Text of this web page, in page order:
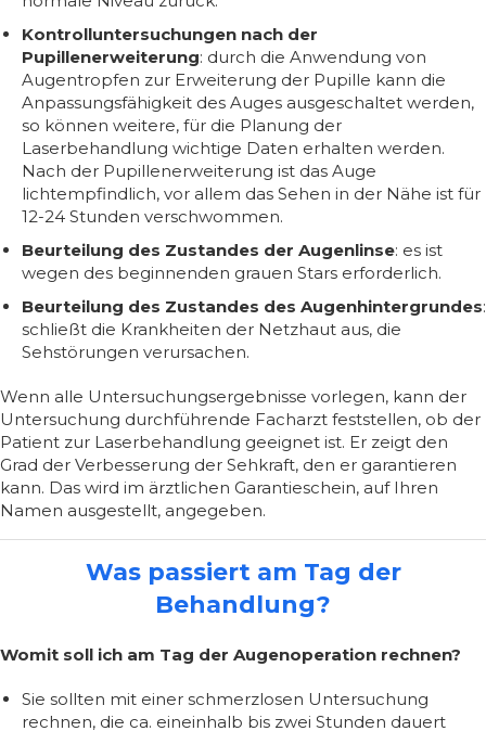
Kontrolluntersuchungen nach der
Pupillenerweiterung: durch die Anwendung von
Augentropfen zur Erweiterung der Pupille kann die
Anpassungsfähigkeit des Auges ausgeschaltet werden,
so können weitere, für die Planung der
Laserbehandlung wichtige Daten erhalten werden.
Nach der Pupillenerweiterung ist das Auge
lichtempfindlich, vor allem das Sehen in der Nähe ist für
12-24 Stunden verschwommen.
Beurteilung des Zustandes der Augenlinse: es ist
wegen des beginnenden grauen Stars erforderlich.
Beurteilung des Zustandes des Augenhintergrundes:
schließt die Krankheiten der Netzhaut aus, die
Sehstörungen verursachen.
Wenn alle Untersuchungsergebnisse vorlegen, kann der
Untersuchung durchführende Facharzt feststellen, ob der
Patient zur Laserbehandlung geeignet ist. Er zeigt den
Grad der Verbesserung der Sehkraft, den er garantieren
kann. Das wird im ärztlichen Garantieschein, auf Ihren
Namen ausgestellt, angegeben.
Was passiert am Tag der
Behandlung?
Womit soll ich am Tag der Augenoperation rechnen?
Sie sollten mit einer schmerzlosen Untersuchung
rechnen, die ca. eineinhalb bis zwei Stunden dauert